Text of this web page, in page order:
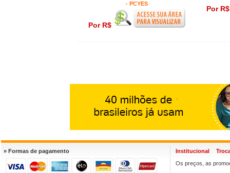
- PCYES
Por R$
Por
» Formas de pagamento Institucional
Os preços, as